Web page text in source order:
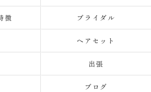
徴 ブライダル
ヘアセット
出張
ブログ